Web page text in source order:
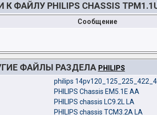
ФАЙЛУ PHILIPS CHASSIS
Сообщение
ФАЙЛЫ РАЗДЕЛА PHILIPS
philips
PHILIPS Chassis EM5.1E AA
PHILIPS chassis LC9.2L LA
PHILIPS chassis TCM3.2A LA